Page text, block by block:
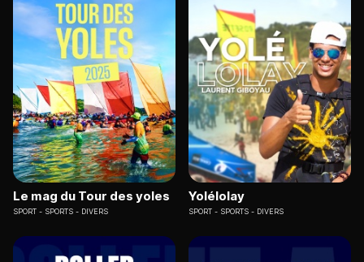
Le mag du Tour des yoles
SPORT SPORTS - DIVERS
Yolélolay
SPORT SPORTS - DIVERS